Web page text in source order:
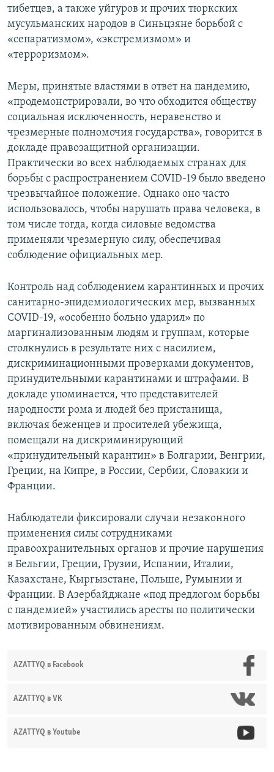
тибетцев, а также уйгуров и прочих тюркских
мусульманских народов в Синьцзяне борьбой с
«сепаратизмом», «экстремизмом» и
«терроризмом».
Меры, принятые властями в ответ на пандемию,
«продемонстрировали, во что обходится обществу
социальная исключенность, неравенство и
чрезмерные полномочия государства», говорится в
докладе правозащитной организации.
Практически во всех наблюдаемых странах для
борьбы с распространением COVID-19 было введено
чрезвычайное положение. Однако оно часто
использовалось, чтобы нарушать права человека, в
том числе тогда, когда силовые ведомства
применяли чрезмерную силу, обеспечивая
соблюдение официальных мер.
Контроль над соблюдением карантинных и прочих
санитарно-эпидемиологических мер, вызванных
COVID-19, «особенно больно ударил» по
маргинализованным людям и группам, которые
столкнулись в результате них с насилием,
дискриминационными проверками документов,
принудительными карантинами и штрафами. В
докладе упоминается, что представителей
народности рома и людей без пристанища,
включая беженцев и просителей убежища,
помещали на дискриминирующий
«принудительный карантин» в Болгарии, Венгрии,
Греции, на Кипре, в России, Сербии, Словакии и
Франции.
Наблюдатели фиксировали случаи незаконного
применения силы сотрудниками
правоохранительных органов и прочие нарушения
в Бельгии, Греции, Грузии, Испании, Италии,
Казахстане, Кыргызстане, Польше, Румынии и
Франции. В Азербайджане «под предлогом борьбы
с пандемией» участились аресты по политически
мотивированным обвинениям.
AZATTYQ в Facebook
AZATTYQ в VK
AZATTYQ в Youtube